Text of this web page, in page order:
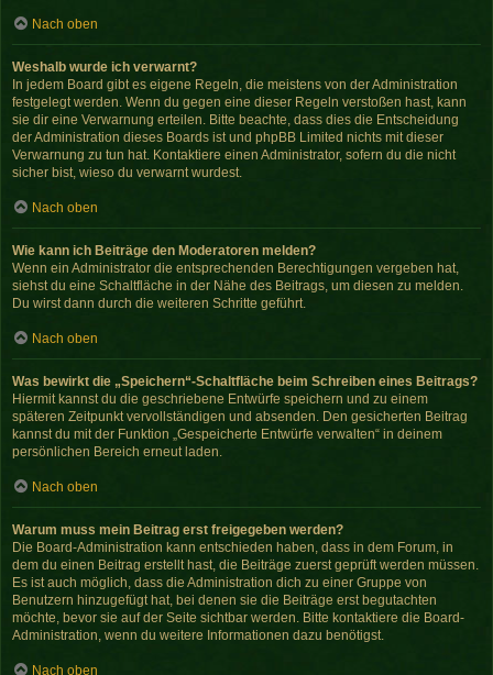
Nach oben
Weshalb wurde ich verwarnt?
In jedem Board gibt es eigene Regeln, die meistens von der Administration
festgelegt werden. Wenn du gegen eine dieser Regeln verstoßen hast, kann
sie dir eine Verwarnung erteilen. Bitte beachte, dass dies die Entscheidung
der Administration dieses Boards ist und phpBB Limited nichts mit dieser
Verwarnung zu tun hat. Kontaktiere einen Administrator, sofern du die nicht
sicher bist, wieso du verwarnt wurdest.
Nach oben
Wie kann ich Beiträge den Moderatoren melden?
Wenn ein Administrator die entsprechenden Berechtigungen vergeben hat,
siehst du eine Schaltfläche in der Nähe des Beitrags, um diesen zu melden.
Du wirst dann durch die weiteren Schritte geführt.
Nach oben
Was bewirkt die „Speichern“-Schaltfläche beim Schreiben eines Beitrags?
Hiermit kannst du die geschriebene Entwürfe speichern und zu einem
späteren Zeitpunkt vervollständigen und absenden. Den gesicherten Beitrag
kannst du mit der Funktion „Gespeicherte Entwürfe verwalten“ in deinem
persönlichen Bereich erneut laden.
Nach oben
Warum muss mein Beitrag erst freigegeben werden?
Die Board-Administration kann entschieden haben, dass in dem Forum, in
dem du einen Beitrag erstellt hast, die Beiträge zuerst geprüft werden müssen.
Es ist auch möglich, dass die Administration dich zu einer Gruppe von
Benutzern hinzugefügt hat, bei denen sie die Beiträge erst begutachten
möchte, bevor sie auf der Seite sichtbar werden. Bitte kontaktiere die Board-
Administration, wenn du weitere Informationen dazu benötigst.
Nach oben